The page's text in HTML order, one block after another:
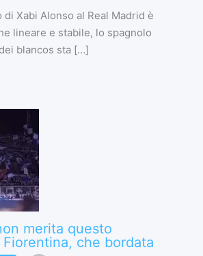
di Xabi Alonso al Real Madrid è
lineare e stabile, lo spagnolo
blancos sta […]
merita questo
Fiorentina, che bordata